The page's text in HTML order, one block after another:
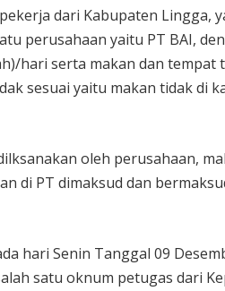
dari Kabupaten Lingga,
perusahaan yaitu PT BAI,
hari serta makan dan
sesuai yaitu makan tidak di
oleh perusahaan,
di PT dimaksud dan
hari Senin Tanggal 09
satu oknum petugas dari